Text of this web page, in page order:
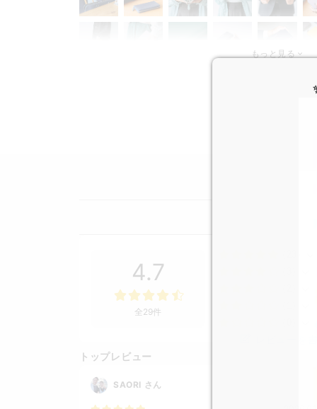
もっと見る
4.7
全29件
トップレビュー
SAORI さん